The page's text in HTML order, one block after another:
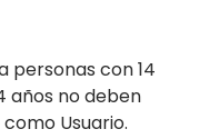
personas con 14
años no deben
Usuario.